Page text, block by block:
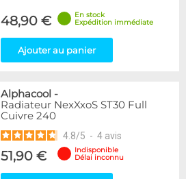
48,90 €
En stock
Expédition immédiate
Ajouter au panier
Alphacool -
Radiateur NexXxoS ST30 Full
Cuivre 240
4.8/5 - 4 avis
51,90 €
Indisponible
Délai inconnu